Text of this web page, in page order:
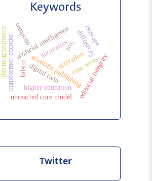
Keywords
artificial intelligence
scientific publishingeditorial integrity
time series
tempcnn
bilstm
transformer-encoder activation
diffusivity
thermogravimetry
unreacted core model
higher education
harmonics
digital twin
isoscape
zro₂
Twitter